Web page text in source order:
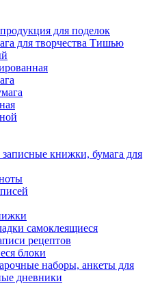
для поделок
для творчества Тишью
книжки, бумага для
самоклеящиеся
рецептов
блоки
наборы, анкеты для
дневники